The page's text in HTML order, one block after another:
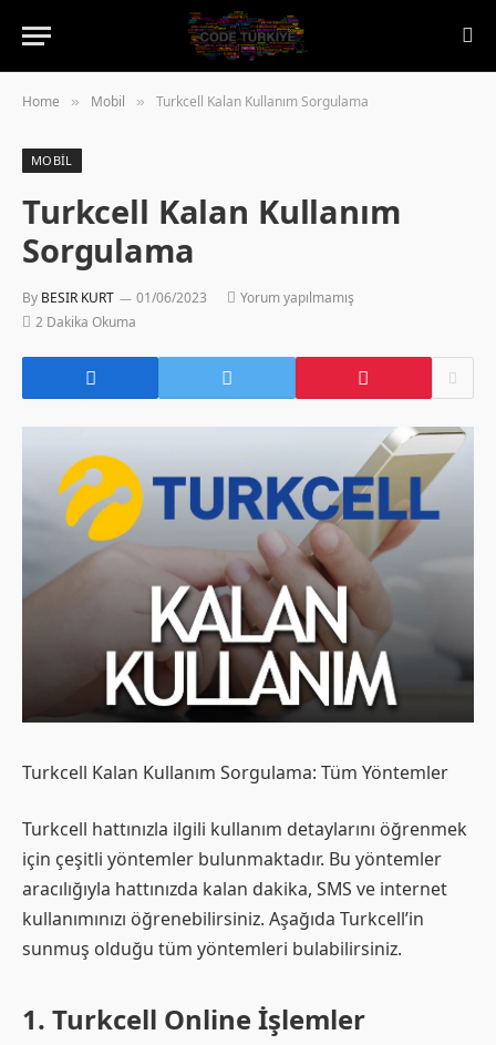
Home » Mobil » Turkcell Kalan Kullanım Sorgulama
MOBIL
Turkcell Kalan Kullanım
Sorgulama
By BESIR KURT 01/06/2023
Yorum yapılmamış
2 Dakika Okuma
Turkcell Kalan Kullanım Sorgulama: Tüm Yöntemler
Turkcell hattınızla ilgili kullanım detaylarını öğrenmek
için çeşitli yöntemler bulunmaktadır. Bu yöntemler
aracılığıyla hattınızda kalan dakika, SMS ve internet
kullanımınızı öğrenebilirsiniz. Aşağıda Turkcell’in
sunmuş olduğu tüm yöntemleri bulabilirsiniz.
1. Turkcell Online İşlemler